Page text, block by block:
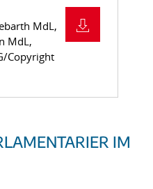
MdL,
MdL,
Copyright
IM